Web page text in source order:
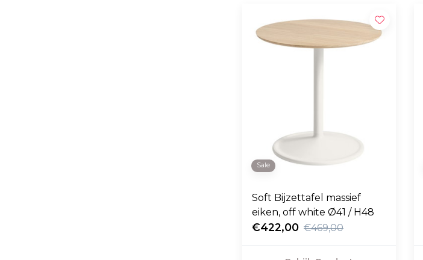
Sale
Soft Bijzettafel massief
eiken, off white Ø41 / H48
€422,00 €469,00